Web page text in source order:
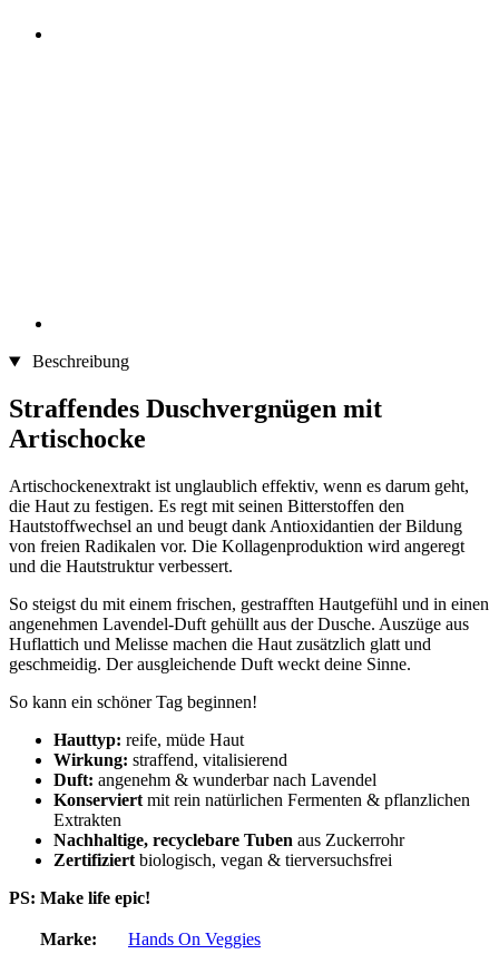
Beschreibung
Straffendes Duschvergnügen mit
Artischocke
Artischockenextrakt ist unglaublich effektiv, wenn es darum geht,
die Haut zu festigen. Es regt mit seinen Bitterstoffen den
Hautstoffwechsel an und beugt dank Antioxidantien der Bildung
von freien Radikalen vor. Die Kollagenproduktion wird angeregt
und die Hautstruktur verbessert.
So steigst du mit einem frischen, gestrafften Hautgefühl und in einen
angenehmen Lavendel-Duft gehüllt aus der Dusche. Auszüge aus
Huflattich und Melisse machen die Haut zusätzlich glatt und
geschmeidig. Der ausgleichende Duft weckt deine Sinne.
So kann ein schöner Tag beginnen!
Hauttyp: reife, müde Haut
Wirkung: straffend, vitalisierend
Duft: angenehm & wunderbar nach Lavendel
Konserviert mit rein natürlichen Fermenten & pflanzlichen
Extrakten
Nachhaltige, recyclebare Tuben aus Zuckerrohr
Zertifiziert biologisch, vegan & tierversuchsfrei
PS: Make life epic!
Marke: Hands On Veggies